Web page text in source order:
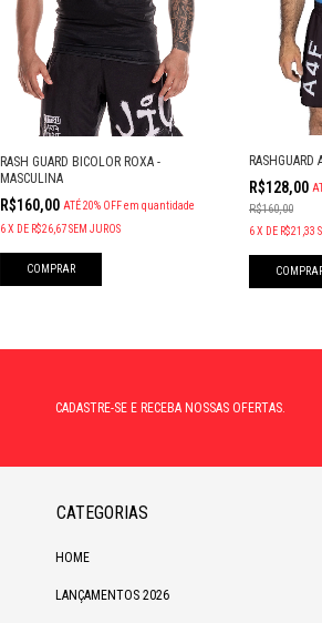
RASH GUARD BICOLOR ROXA -
MASCULINA
R$160,00 ATÉ 20% OFFem quantidade
6X DE R$26,67SEM JUROS
COMPRAR
RASHGUARD
R$128,00
R$160,00
6X DE R$21,33
CADASTRE-SE E RECEBA NOSSAS OFERTAS.
CATEGORIAS
HOME
LANÇAMENTOS 2026